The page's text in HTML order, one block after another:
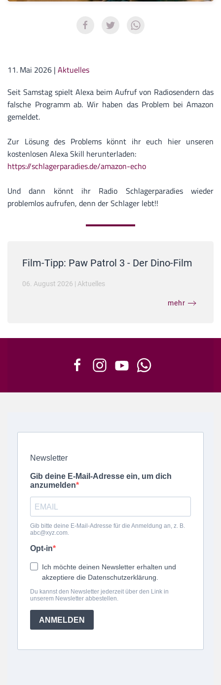
11. Mai 2026 | Aktuelles
Seit Samstag spielt Alexa beim Aufruf von Radiosendern das
falsche Programm ab. Wir haben das Problem bei Amazon
gemeldet.
Zur Lösung des Problems könnt ihr euch hier unseren
kostenlosen Alexa Skill herunterladen:
https://schlagerparadies.de/amazon-echo
Und dann könnt ihr Radio Schlagerparadies wieder
problemlos aufrufen, denn der Schlager lebt!!
Film-Tipp: Paw Patrol 3 - Der Dino-Film
06. August 2026 | Aktuelles
mehr